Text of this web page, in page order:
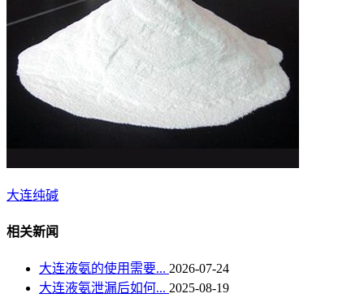
大连纯碱
相关新闻
大连液氨的使用需要... 2026-07-24
大连液氨泄漏后如何... 2025-08-19